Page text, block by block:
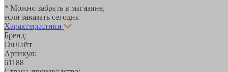
* Можно забрать в магазине,
если заказать сегодня
Характеристики
Бренд:
ОнЛайт
Артикул:
61188